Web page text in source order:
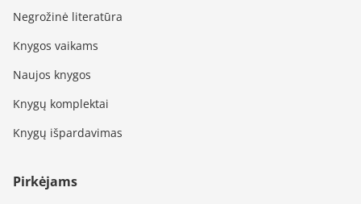
Negrožinė literatūra
Knygos vaikams
Naujos knygos
Knygų komplektai
Knygų išpardavimas
Pirkėjams